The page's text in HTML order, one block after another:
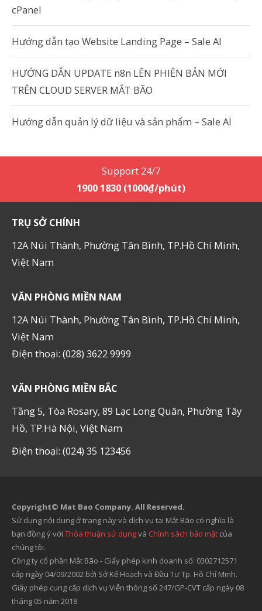
cPanel
Hướng dẫn tạo Website Landing Page – Sale AI
HƯỚNG DẪN UPDATE n8n LÊN PHIÊN BẢN MỚI
TRÊN CLOUD SERVER MẮT BÃO
Hướng dẫn quản lý dữ liệu và sản phẩm – Sale AI
Support 24/7
1900 1830 (1000₫/phút)
TRỤ SỞ CHÍNH
12A Núi Thành, Phường Tân Bình, TP.Hồ Chí Minh,
Việt Nam
VĂN PHÒNG MIỀN NAM
12A Núi Thành, Phường Tân Bình, TP.Hồ Chí Minh,
Việt Nam
Điện thoại: (028) 3622 9999
VĂN PHÒNG MIỀN BẮC
Tầng 5, Tòa Rosary, 89 Lạc Long Quân, Phường Tây
Hồ, TP.Hà Nội, Việt Nam
Điện thoại: (024) 35 123456
Copyright© Mat Bao Company. All Reserved.
Sử dụng nội dung ở trang này và dịch vụ tại Mắt Bão có nghĩa là
bạn đồng ý với Thỏa thuận sử dụngvà Chính sách bảo mật của
chúng tôi.
Công ty cổ phần Mắt Bão - Giấy phép kinh doanh số: 0302712571
cấp ngày 04/09/2002 bởi Sở Kế Hoạch và Đầu Tư Tp. Hồ Chí Minh.
Giấy phép cung cấp dịch vụ Viễn thông số 247/GP-CVT cấp ngày 08
tháng 05 năm 2018.